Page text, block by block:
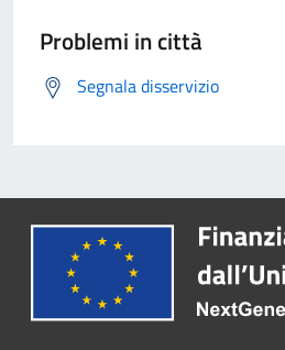
Problemi in città
Segnala disservizio